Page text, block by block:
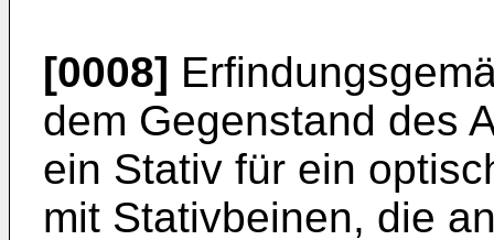
[0008]
dem Gegenstand des
ein Stativ für ein
mit Stativbeinen, die